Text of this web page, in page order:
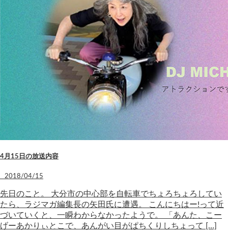
4月15日の放送内容
2018/04/15
先日のこと。 大分市の中心部を自転車でちょろちょろしてい
たら、ラジマガ編集長の矢田氏に遭遇。 こんにちはー!って近
づいていくと、一瞬わからなかったようで。 「あんた、こー
げーあかりぃとこで、あんがい目がぱちくりしちょって […]